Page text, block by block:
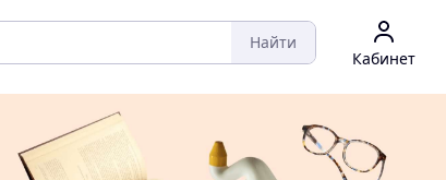
Найти
Кабинет